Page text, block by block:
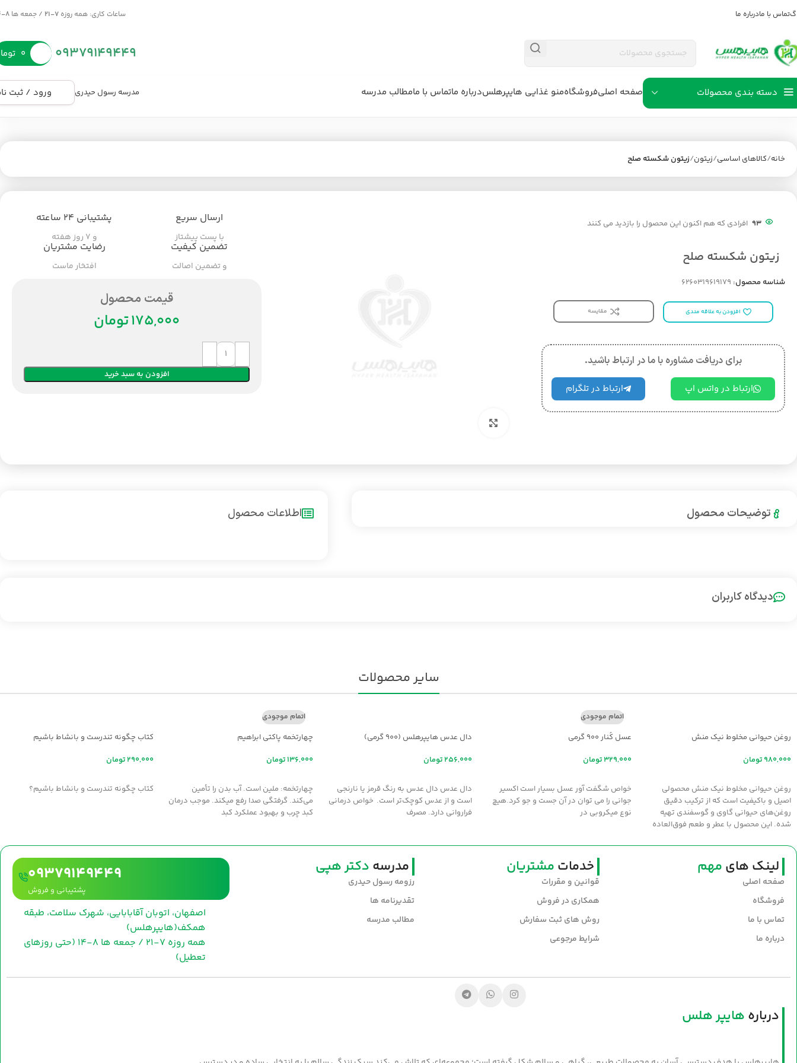
تماس با مادرباره ما ساعات کاری: همه روزه 7-21 / جمعه ها 8-14
09379149449 ۰
دسته بندی محصولات صفحه اصلیفروشگاهمنو غذایی هایپرهلسدرباره ماتماس با مامطالب مدرسه مدرسه رسول حیدری ورود / ثبت
خانه کالاهای اساسی زیتون زیتون شکسته صلح
93 افرادی که هم اکنون این محصول را بازدید می کنند
زیتون شکسته صلح
شناسه محصول: 6260319619179
افزودن به علاقه مندی مقایسه
برای دریافت مشاوره با ما در ارتباط باشید.
ارتباط در واتس اپ ارتباط در تلگرام
ارسال سریع
با پست پیشتاز
پشتیبانی ۲۴ ساعته
و ۷ روز هفته
تضمین کیفیت
و تضمین اصالت
رضایت مشتریان
افتخار ماست
قیمت محصول
تومان
افزودن به سبد خرید
توضیحات محصول اطلاعات محصول
دیدگاه کاربران
سایر محصولات
روغن حیوانی مخلوط نیک منش
تومان
روغن حیوانی مخلوط نیک منش محصولی
اصیل و باکیفیت است که از ترکیب دقیق
روغن‌های حیوانی گاوی و گوسفندی تهیه
شده. این محصول با عطر و طعم فوق‌العاده
خوش‌عطر و صبحانه‌های مقوی است. سلامت و
طعم اصیل را با روغن نیک‌منش به سفره‌های
خود بیاورید.
اتمام موجودی
عسل کُنار ۹۰۰ گرمی
تومان
خواص شگفت آور عسل بسيار است اکسير
جواني را مي توان در آن جست و جو کرد.هيچ
نوع ميکروبي در
دال عدس هایپرهلس (900 گرمی)
تومان
دال عدس دال عدس به رنگ قرمز یا نارنجی
است و از عدس کوچک‌تر است. خواص درمانی
فراروانی دارد. مصرف
اتمام موجودی
چهارتخمه پاکتی ابراهیم
تومان
چهارتخمه: ملين است. آب بدن را تأمين
مي‌کند. گرفتگي صدا رفع ميکند. موجب درمان
کبد چرب و بهبود عملکرد کبد
کتاب چگونه تندرست و بانشاط باشیم
تومان
کتاب چگونه تندرست و بانشاط باشیم؟
لینک های مهم
صفحه اصلی
فروشگاه
تماس با ما
درباره ما
خدمات مشتریان
قوانین و مقررات
همکاری در فروش
روش های ثبت سفارش
شرایط مرجوعی
مدرسه دکتر هپی
رزومه رسول حیدری
تقدیرنامه ها
مطالب مدرسه
09379149449
پشتیبانی و فروش
اصفهان، اتوبان آقابابایی، شهرک سلامت، طبقه
همکف(هایپرهلس)
همه روزه 7-21 / جمعه ها 8-14 (حتی روزهای
تعطیل)
درباره هایپر هلس